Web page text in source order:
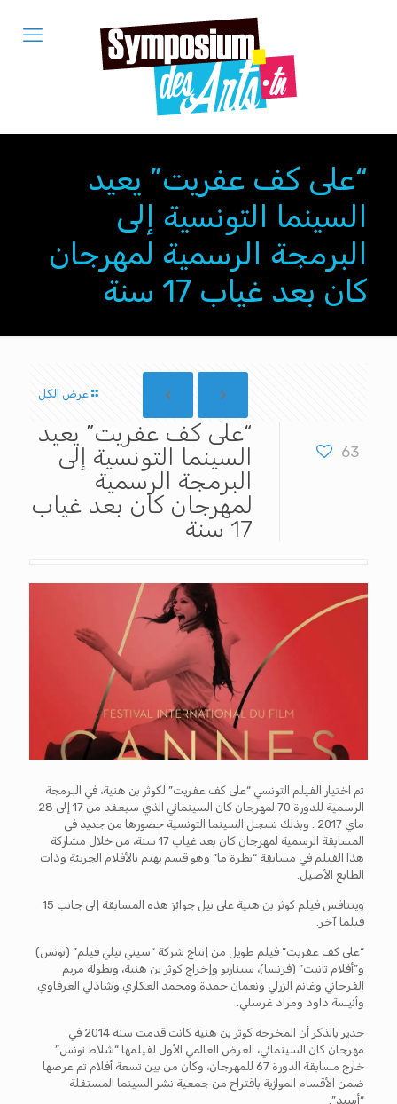
“على كف عفريت” يعيد
السينما التونسية إلى
البرمجة الرسمية لمهرجان
كان بعد غياب 17 سنة
عرض الكل
63
“على كف عفريت” يعيد
السينما التونسية إلى
البرمجة الرسمية
لمهرجان كان بعد غياب
17 سنة
تم اختيار الفيلم التونسي “على كف عفريت” لكوثر بن هنية، في البرمجة
الرسمية للدورة 70 لمهرجان كان السينمائي الذي سيعقد من 17 إلى 28
ماي 2017 . وبذلك تسجل السينما التونسية حضورها من جديد في
المسابقة الرسمية لمهرجان كان بعد غياب 17 سنة، من خلال مشاركة
هذا الفيلم في مسابقة “نظرة ما” وهو قسم يهتم بالأفلام الجريئة وذات
الطابع الأصيل.
ويتنافس فيلم كوثر بن هنية على نيل جوائز هذه المسابقة إلى جانب 15
فيلما آخر.
“على كف عفريت” فيلم طويل من إنتاج شركة “سيني تيلي فيلم” (تونس)
و”أفلام تانيت” (فرنسا)، سيناريو وإخراج كوثر بن هنية، وبطولة مريم
الفرجاني وغانم الزرلي ونعمان حمدة ومحمد العكاري وشاذلي العرفاوي
وأنيسة داود ومراد غرسلي.
جدير بالذكر أن المخرجة كوثر بن هنية كانت قدمت سنة 2014 في
مهرجان كان السينمائي، العرض العالمي الأول لفيلمها “شلاط تونس”
خارج مسابقة الدورة 67 للمهرجان، وكان من بين تسعة أفلام تم عرضها
ضمن الأقسام الموازية باقتراح من جمعية نشر السينما المستقلة
“أسيد”.